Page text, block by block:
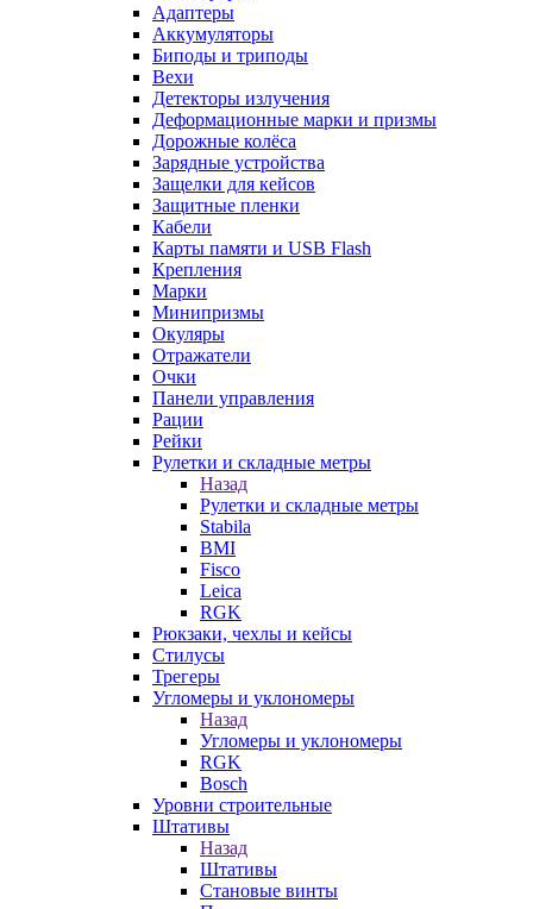
Адаптеры
Аккумуляторы
Биподы и триподы
Вехи
Детекторы излучения
Деформационные марки и призмы
Дорожные колёса
Зарядные устройства
Защелки для кейсов
Защитные пленки
Кабели
Карты памяти и USB Flash
Крепления
Марки
Минипризмы
Окуляры
Отражатели
Очки
Панели управления
Рации
Рейки
Рулетки и складные метры
Назад
Рулетки и складные метры
Stabila
BMI
Fisco
Leica
RGK
Рюкзаки, чехлы и кейсы
Стилусы
Трегеры
Угломеры и уклономеры
Назад
Угломеры и уклономеры
RGK
Bosch
Уровни строительные
Штативы
Назад
Штативы
Становые винты